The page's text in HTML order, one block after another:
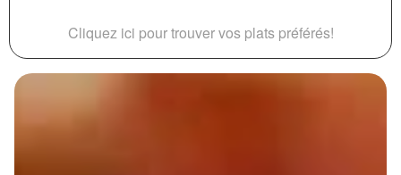
Cliquez ici pour trouver vos plats préférés!